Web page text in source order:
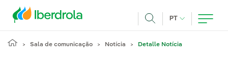
PT IDIOMA ATUAL,
Sala de comunicação Notícia Detalle Notícia